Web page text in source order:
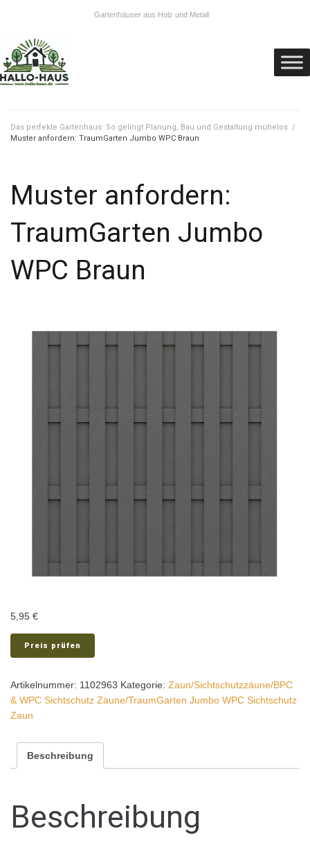
Gartenhäuser aus Holz und Metall
Das perfekte Gartenhaus: So gelingt Planung, Bau und Gestaltung mühelos /
Muster anfordern: TraumGarten Jumbo WPC Braun
Muster anfordern:
TraumGarten Jumbo
WPC Braun
5,95 €
Preis prüfen
Artikelnummer: 1102963 Kategorie: Zaun/Sichtschutzzäune/BPC
& WPC Sichtschutz Zäune/TraumGarten Jumbo WPC Sichtschutz
Zaun
Beschreibung
Beschreibung